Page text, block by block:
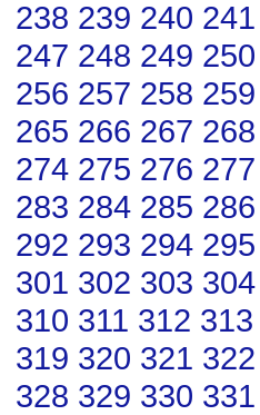
238 239 240 241
247 248 249 250
256 257 258 259
265 266 267 268
274 275 276 277
283 284 285 286
292 293 294 295
301 302 303 304
310 311 312 313
319 320 321 322
328 329 330 331